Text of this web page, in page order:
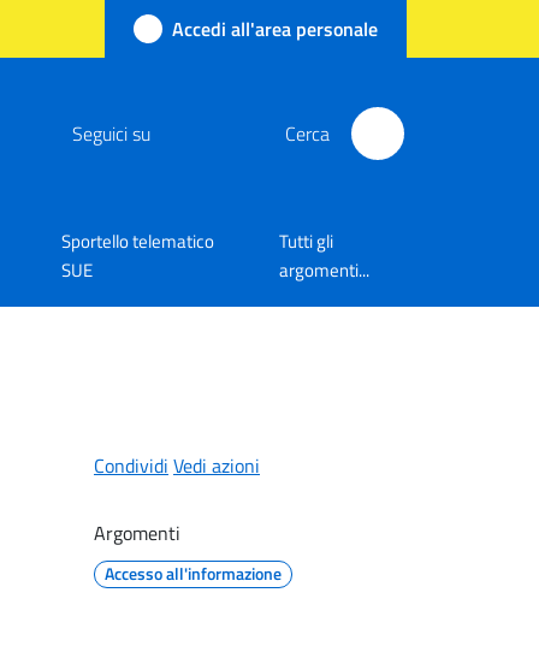
Accedi all'area personale
Seguici su Cerca
Sportello telematico
SUE
Tutti gli
argomenti...
Condividi Vedi azioni
Argomenti
Accesso all'informazione